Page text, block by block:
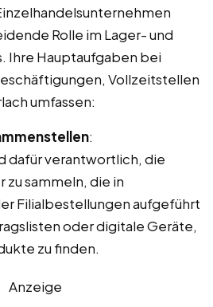
Rolle im Lager- und
Ihre Hauptaufgaben bei
Vollzeitstellen
umfassen:
:
dafür verantwortlich, die
zu sammeln, die in
Filialbestellungen aufgeführt
oder digitale Geräte,
zu finden.
Anzeige